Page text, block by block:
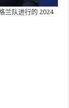
兰队进行的 2024